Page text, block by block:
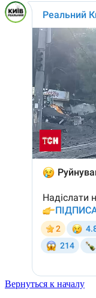
Вернуться к началу